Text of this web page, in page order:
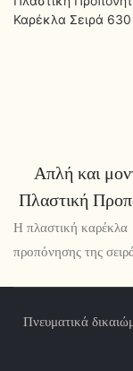
Απλή και
Πλαστική
Καρέκλα
Η πλαστική καρέκλα
προπόνησης της
μοντέρνα και
Πνευματικά